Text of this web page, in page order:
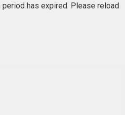
period has expired. Please reload